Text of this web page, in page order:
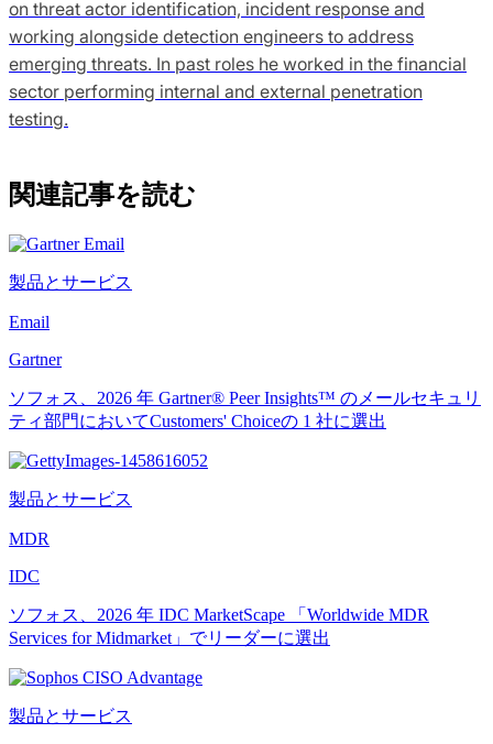
on threat actor identification, incident response and
working alongside detection engineers to address
emerging threats. In past roles he worked in the financial
sector performing internal and external penetration
testing.
関連記事を読む
製品とサービス
Email
Gartner
ソフォス、2026 年 Gartner® Peer Insights™ のメールセキュリ
ティ部門においてCustomers' Choiceの 1 社に選出
製品とサービス
MDR
IDC
ソフォス、2026 年 IDC MarketScape 「Worldwide MDR
Services for Midmarket」でリーダーに選出
製品とサービス